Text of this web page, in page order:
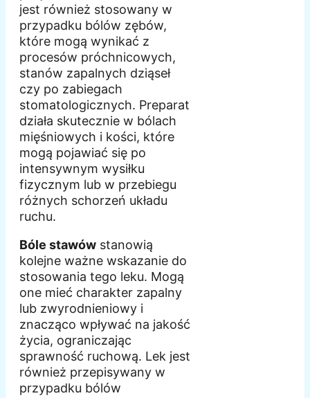
jest również stosowany w
przypadku bólów zębów,
które mogą wynikać z
procesów próchnicowych,
stanów zapalnych dziąseł
czy po zabiegach
stomatologicznych. Preparat
działa skutecznie w bólach
mięśniowych i kości, które
mogą pojawiać się po
intensywnym wysiłku
fizycznym lub w przebiegu
różnych schorzeń układu
ruchu.
Bóle stawów stanowią
kolejne ważne wskazanie do
stosowania tego leku. Mogą
one mieć charakter zapalny
lub zwyrodnieniowy i
znacząco wpływać na jakość
życia, ograniczając
sprawność ruchową. Lek jest
również przepisywany w
przypadku bólów